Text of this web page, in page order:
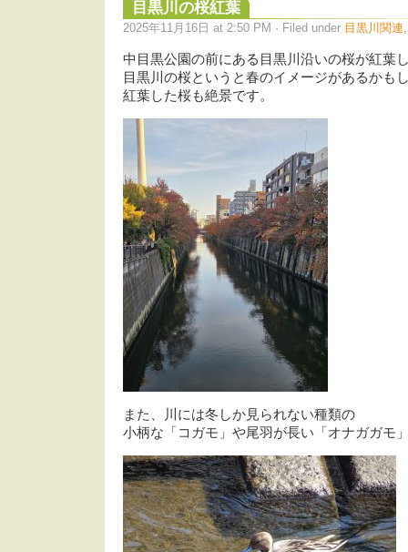
目黒川の桜紅葉
2025年11月16日 at 2:50 PM · Filed under 目黒川関連
中目黒公園の前にある目黒川沿いの桜が紅葉
目黒川の桜というと春のイメージがあるかも
紅葉した桜も絶景です。
また、川には冬しか見られない種類の
小柄な「コガモ」や尾羽が長い「オナガガモ